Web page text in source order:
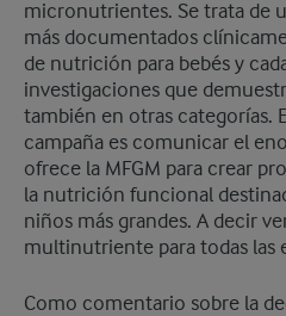
micronutrientes. Se trata de
más documentados
de nutrición para bebés y
investigaciones que
también en otras categorías.
campaña es comunicar el
ofrece la MFGM para crear
la nutrición funcional
niños más grandes. A decir
multinutriente para todas las
Como comentario sobre la